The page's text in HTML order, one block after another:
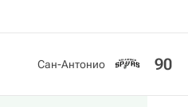
Сан-Антонио 90